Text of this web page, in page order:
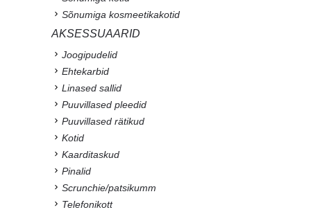
Sõnumiga kosmeetikakotid
AKSESSUAARID
Joogipudelid
Ehtekarbid
Linased sallid
Puuvillased pleedid
Puuvillased rätikud
Kotid
Kaarditaskud
Pinalid
Scrunchie/patsikumm
Telefonikott